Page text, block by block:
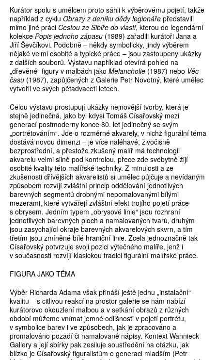
Kurátor spolu s umělcem proto sáhli k výběrovému pojetí, takže
například z cyklu Obrazy z deníku dědy legionáře představili
mimo jiné práci Cestou ze Sibiře do vlasti, kterou do legendární
kolekce Popis jednoho zápasu (1989) zařadili kurátoři Jana a
Jiří Ševčíkovi. Podobně – někdy symbolicky, jindy výběrem
nějaké velmi osobité a typické práce – jsou zastoupeny ukázky
z dalších souborů. Výstavu například otevírá pohled na
„dřevěné“ figury v malbách jako Melancholie (1987) nebo Věc
času (1987), zapůjčených z Galerie Petr Novotný, které umělec
vytvořil ve svých pětadvaceti letech.
Celou výstavu prostupují ukázky nejnovější tvorby, která je
stejně jedinečná, jako byl kdysi Tomáš Císařovský mezi
generací postmoderny konce 80. let jedinečný se svým
„portrétováním“. Jde o rozměrné akvarely, v nichž figurální téma
dostává novou dimenzi – je více naléhavé, živočišně
bezprostřední, a přestože zkušený malíř má technologii
akvarelu velmi silně pod kontrolou, přece zde svébytně žijí
osobité kvality této malířské techniky. Z minulosti a ze
zkušenosti dřívějších akvarelistů si umělec půjčuje a nevídaným
způsobem rozvíjí zvláštní princip oddělování jednotlivých
barevných segmentů drobnými nepomalovanými bílými
mezerami, které vytvářejí zvláštní efekt trojího pojetí práce
s obrysem. Jedním typem „obrysové linie“ jsou rozhraní
jednotlivých barevných ploch a namalovaných tvarů, druhým
jsou zasychající okraje barevných akvarelových skvrn, a tím
třetím jsou zmíněné bílé hraniční linie. Zcela jednoznačně tak
Císařovský potvrzuje svoji pozici výtečného malíře, jenž i
v současnosti rozvíjí klasickou tradici figurální malířské práce.
FIGURA JAKO TÉMA
Výběr Richarda Adama však přináší ještě jednu „instalační“
kvalitu – s citlivou reakcí na prostor galerie se nám nabízí
kurátorovo okouzlení malbou a v setkání obrazů z různých
období můžeme vnímat jemné odlišnosti v pojetí portrétu,
v symbolice barev i ve způsobech, jak je zpracováno a
promalováno pozadí či namalované nápisy. Kontext Wannieck
Gallery a její sbírky pak zesiluje soustředění na otázku, jak
blízko je Císařovský figuralistům o generaci mladším (Petr